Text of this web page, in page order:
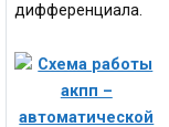
дифференциала.